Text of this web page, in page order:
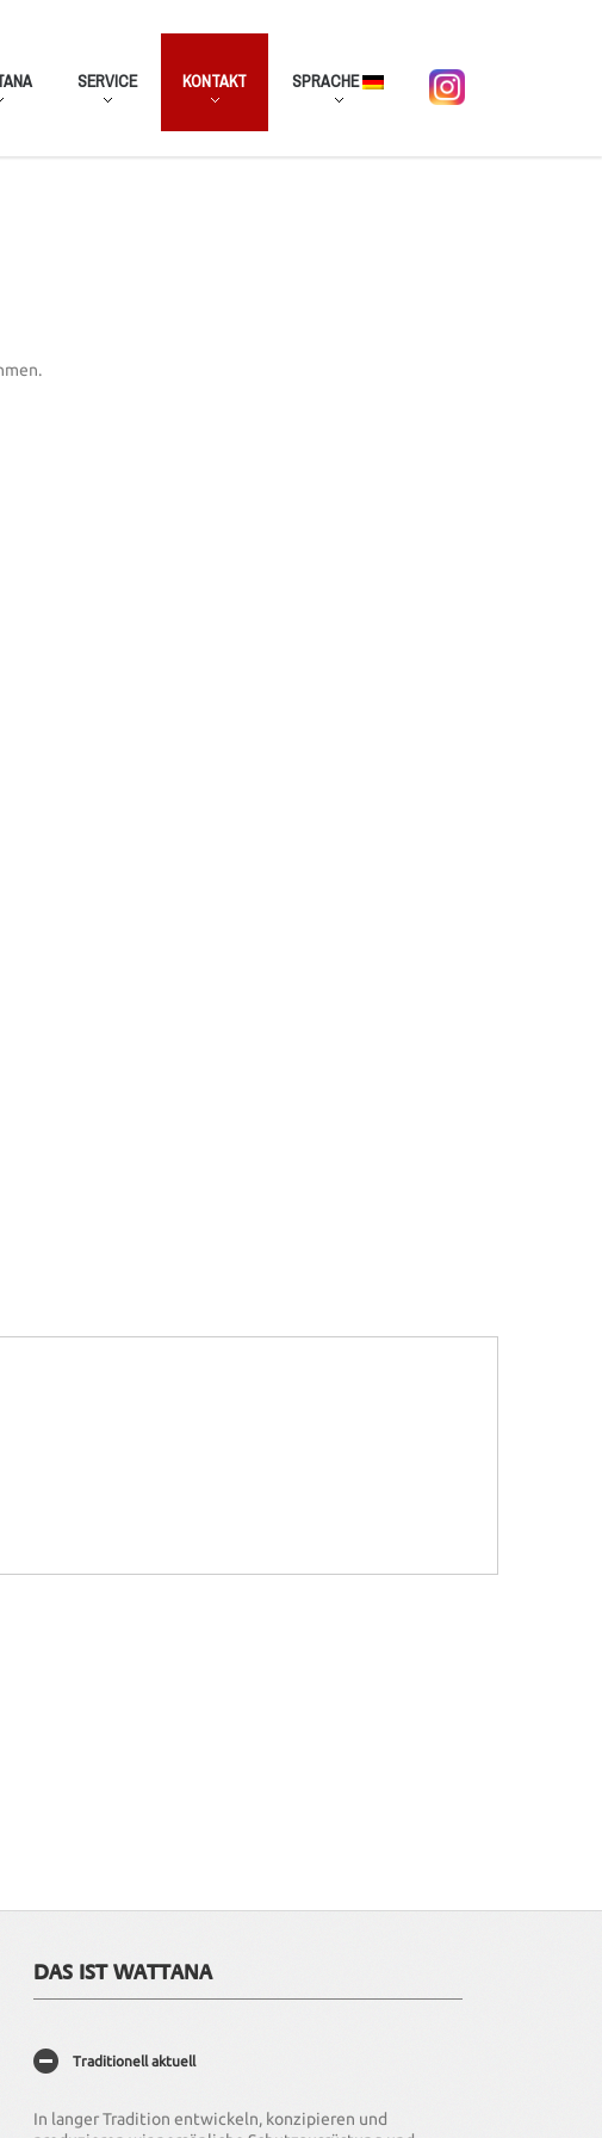
SERVICE KONTAKT SPRACHE
DAS IST WATTANA
Traditionell aktuell
In langer Tradition entwickeln, konzipieren und